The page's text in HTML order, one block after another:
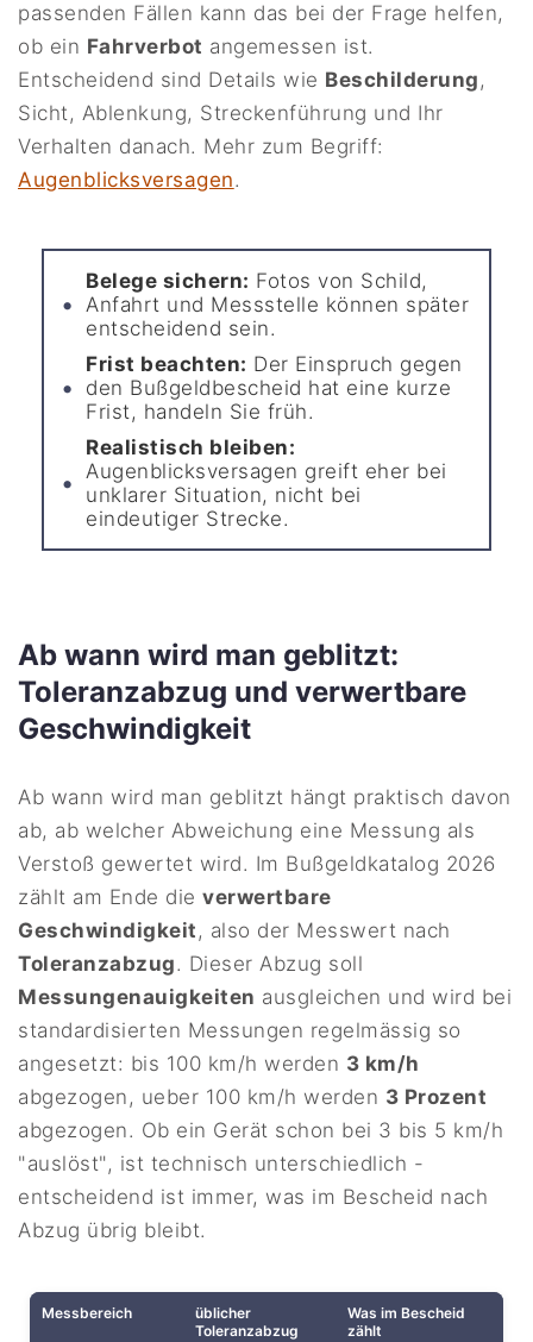
passenden Fällen kann das bei der Frage helfen,
ob ein Fahrverbot angemessen ist.
Entscheidend sind Details wie Beschilderung,
Sicht, Ablenkung, Streckenführung und Ihr
Verhalten danach. Mehr zum Begriff:
Augenblicksversagen.
Belege sichern: Fotos von Schild,
Anfahrt und Messstelle können später
entscheidend sein.
Frist beachten: Der Einspruch gegen
den Bußgeldbescheid hat eine kurze
Frist, handeln Sie früh.
Realistisch bleiben:
Augenblicksversagen greift eher bei
unklarer Situation, nicht bei
eindeutiger Strecke.
Ab wann wird man geblitzt:
Toleranzabzug und verwertbare
Geschwindigkeit
Ab wann wird man geblitzt hängt praktisch davon
ab, ab welcher Abweichung eine Messung als
Verstoß gewertet wird. Im Bußgeldkatalog 2026
zählt am Ende dieverwertbare
Geschwindigkeit, also der Messwert nach
Toleranzabzug. Dieser Abzug soll
Messungenauigkeiten ausgleichen und wird bei
standardisierten Messungen regelmässig so
angesetzt: bis 100 km/h werden 3 km/h
abgezogen, ueber 100 km/h werden 3 Prozent
abgezogen. Ob ein Gerät schon bei 3 bis 5 km/h
"auslöst", ist technisch unterschiedlich -
entscheidend ist immer, was im Bescheid nach
Abzug übrig bleibt.
Messbereich
üblicher
Toleranzabzug
Was im Bescheid
zählt